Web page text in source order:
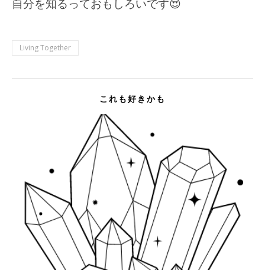
自分を知るっておもしろいです😍
Living Together
これも好きかも